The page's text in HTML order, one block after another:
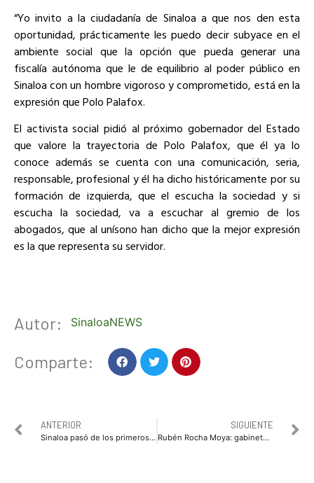
“Yo invito a la ciudadanía de Sinaloa a que nos den esta
oportunidad, prácticamente les puedo decir subyace en el
ambiente social que la opción que pueda generar una
fiscalía autónoma que le de equilibrio al poder público en
Sinaloa con un hombre vigoroso y comprometido, está en la
expresión que Polo Palafox.
El activista social pidió al próximo gobernador del Estado
que valore la trayectoria de Polo Palafox, que él ya lo
conoce además se cuenta con una comunicación, seria,
responsable, profesional y él ha dicho históricamente por su
formación de izquierda, que el escucha la sociedad y si
escucha la sociedad, va a escuchar al gremio de los
abogados, que al unísono han dicho que la mejor expresión
es la que representa su servidor.
Autor: SinaloaNEWS
Comparte:
ANTERIOR
Sinaloa pasó de los primeros lugares al 25 en materia de inseguridad: Ricardo Madrid.
SIGUIENTE
Rubén Rocha Moya: gabinete de gobierno con el sello de la capacidad y honestidad